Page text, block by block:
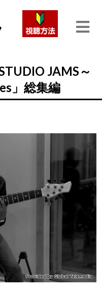
JAMS～
」総集編